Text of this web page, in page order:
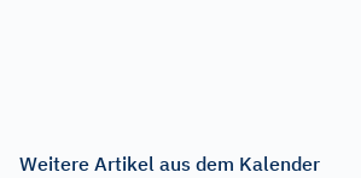
Weitere Artikel aus dem Kalender